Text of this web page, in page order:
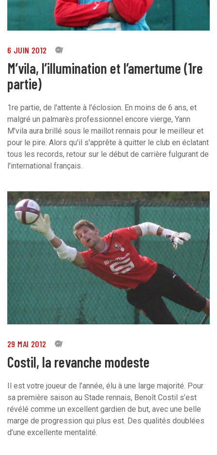
6 JUIN 2012 17
M’vila, l’illumination et l’amertume (1re
partie)
1re partie, de l'attente à l'éclosion. En moins de 6 ans, et
malgré un palmarès professionnel encore vierge, Yann
M'vila aura brillé sous le maillot rennais pour le meilleur et
pour le pire. Alors qu'il s'apprête à quitter le club en éclatant
tous les records, retour sur le début de carrière fulgurant de
l'international français.
29 MAI 2012 17
Costil, la revanche modeste
Il est votre joueur de l’année, élu à une large majorité. Pour
sa première saison au Stade rennais, Benoît Costil s’est
révélé comme un excellent gardien de but, avec une belle
marge de progression qui plus est. Des qualités doublées
d’une excellente mentalité.